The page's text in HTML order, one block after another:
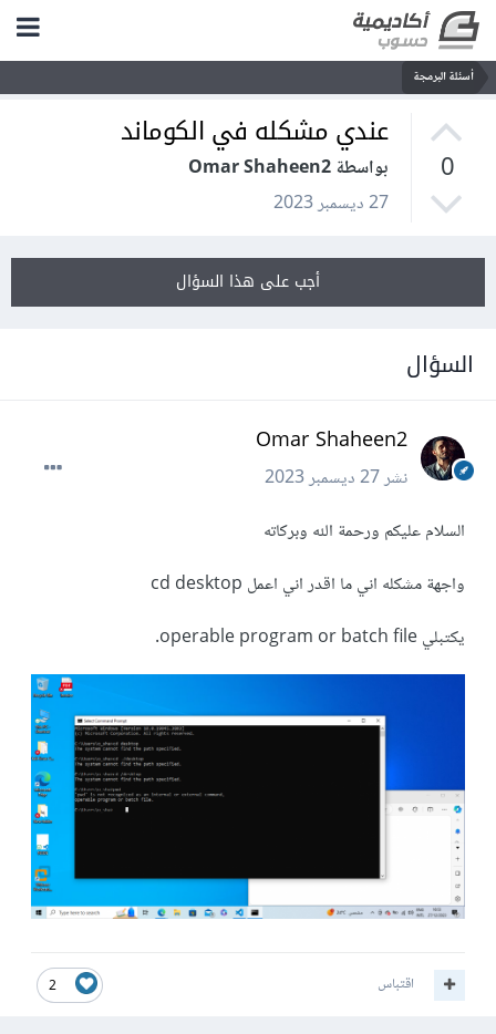
أسئلة البرمجة
0
عندي مشكله في الكوماند
بواسطة Omar Shaheen2
27 ديسمبر 2023
أجب على هذا السؤال
السؤال
Omar Shaheen2
نشر27 ديسمبر 2023
السلام عليكم ورحمة الله وبركاته
واجهة مشكله اني ما اقدر اني اعمل cd desktop
يكتبلي operable program or batch file.
2 اقتباس